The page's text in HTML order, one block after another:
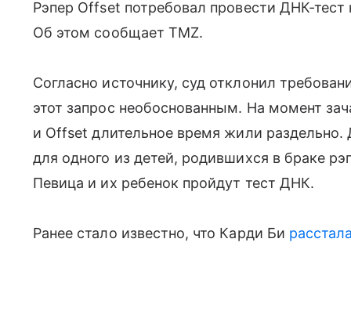
Рэпер Offset потребовал провести ДНК-тест
Об этом сообщает TMZ.
Согласно источнику, суд отклонил
этот запрос необоснованным. На момент
и Offset длительное время жили
для одного из детей, родившихся в браке
Певица и их ребенок пройдут тест ДНК.
Ранее стало известно, что Карди Би